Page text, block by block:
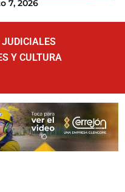
7, 2026
JUDICIALES
Y CULTURA